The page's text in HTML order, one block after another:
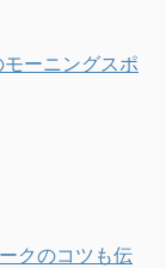
ーニングスポ
クのコツも伝